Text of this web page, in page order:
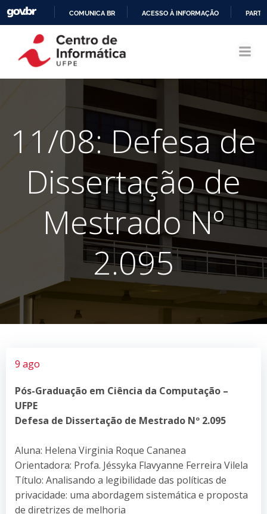
CONTEÚDO
COMUNICA BR ACESSO À INFORMAÇÃO
11/08: Defesa de
Dissertação de
Mestrado Nº
2.095
9 ago
Pós-Graduação em Ciência da Computação –
UFPE
Defesa de Dissertação de Mestrado Nº 2.095
Aluna: Helena Virginia Roque Cananea
Orientadora: Profa. Jéssyka Flavyanne Ferreira Vilela
Título: Analisando a legibilidade das políticas de
privacidade: uma abordagem sistemática e proposta
de diretrizes de melhoria